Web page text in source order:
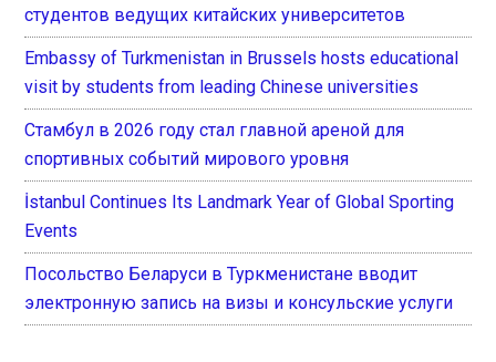
студентов ведущих китайских университетов
Embassy of Turkmenistan in Brussels hosts educational
visit by students from leading Chinese universities
Стамбул в 2026 году стал главной ареной для
спортивных событий мирового уровня
İstanbul Continues Its Landmark Year of Global Sporting
Events
Посольство Беларуси в Туркменистане вводит
электронную запись на визы и консульские услуги